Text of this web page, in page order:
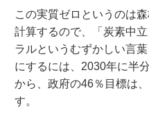
この実質ゼロというのは
計算するので、「炭素中
ラルというむずかしい言
にするには、2030年に半
から、政府の46％目標は
す。